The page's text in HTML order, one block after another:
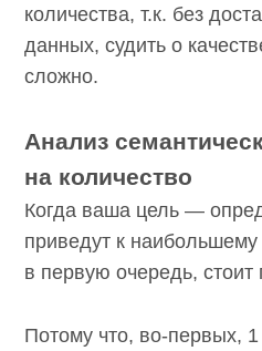
количества, т.к. без
данных, судить о
очень сложно.
Анализ
на количество
Когда ваша цель —
запросы приведут к
переходов, в первую